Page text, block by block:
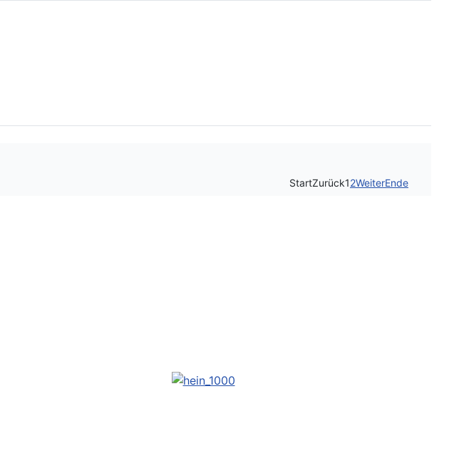
StartZurück12WeiterEnde